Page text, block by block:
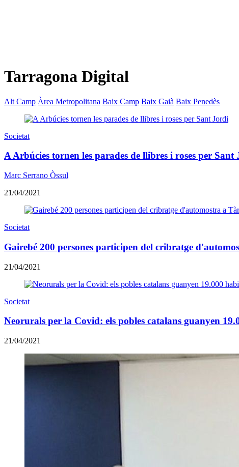
Tarragona Digital
Alt Camp Àrea Metropolitana Baix Camp Baix Gaià Baix Penedès
Societat
A Arbúcies tornen les parades de llibres i roses per Sant
Marc Serrano Òssul
21/04/2021
Societat
Gairebé 200 persones participen del cribratge
21/04/2021
Societat
Neorurals per la Covid: els pobles catalans guanyen
21/04/2021